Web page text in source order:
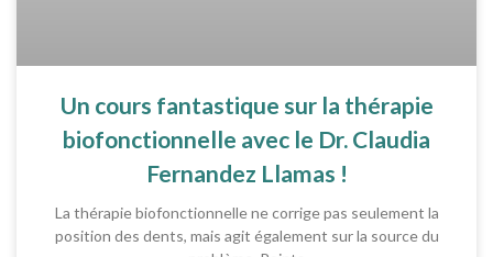
Un cours fantastique sur la thérapie
biofonctionnelle avec le Dr. Claudia
Fernandez Llamas !
La thérapie biofonctionnelle ne corrige pas seulement la
position des dents, mais agit également sur la source du